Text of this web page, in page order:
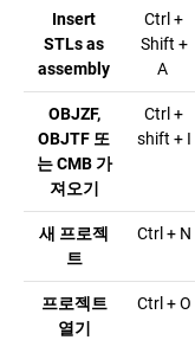
Insert
STLs as
assembly
Ctrl +
Shift +
A
OBJZF,
OBJTF 또
는 CMB 가
져오기
Ctrl +
shift + I
새 프로젝
트
Ctrl + N
프로젝트
열기
Ctrl + O